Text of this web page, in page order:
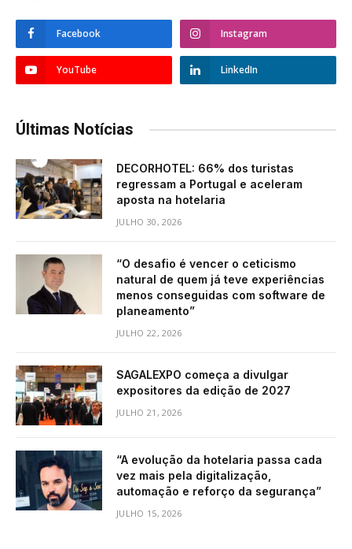
Facebook Instagram
YouTube LinkedIn
Últimas Notícias
DECORHOTEL: 66% dos turistas
regressam a Portugal e aceleram
aposta na hotelaria
JULHO 30, 2026
“O desafio é vencer o ceticismo
natural de quem já teve experiências
menos conseguidas com software de
planeamento”
JULHO 22, 2026
SAGALEXPO começa a divulgar
expositores da edição de 2027
JULHO 21, 2026
“A evolução da hotelaria passa cada
vez mais pela digitalização,
automação e reforço da segurança”
JULHO 15, 2026